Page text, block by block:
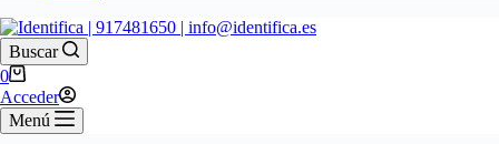
Buscar
Carro
de
compra
0
Acceder
Menú